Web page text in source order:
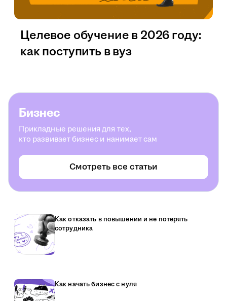
Целевое обучение в 2026 году:
как поступить в вуз
Бизнес
Прикладные решения для тех,
кто развивает бизнес и нанимает сам
Смотреть все статьи
Как отказать в повышении и не потерять
сотрудника
Как начать бизнес с нуля